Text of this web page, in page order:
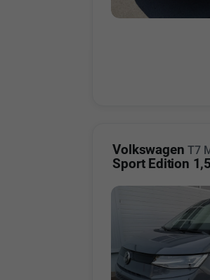
Volkswagen T7
Sport Edition